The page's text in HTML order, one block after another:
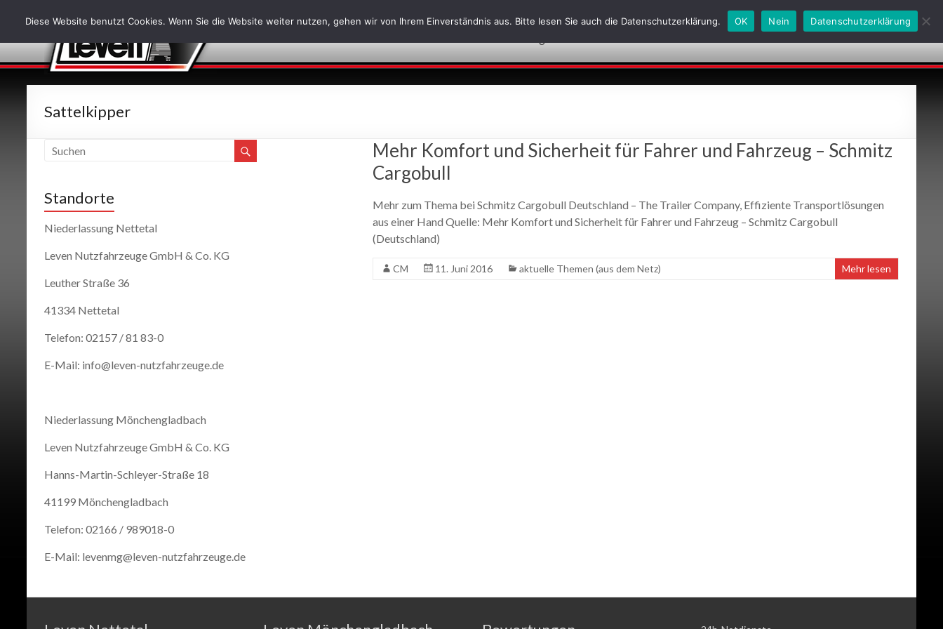
Sattelkipper
Mehr Komfort und Sicherheit für Fahrer und Fahrzeug – Schmitz
Cargobull
Mehr zum Thema bei Schmitz Cargobull Deutschland – The Trailer Company, Effiziente Transportlösungen
aus einer Hand Quelle: Mehr Komfort und Sicherheit für Fahrer und Fahrzeug – Schmitz Cargobull
(Deutschland)
CM 11. Juni 2016 aktuelle Themen (aus dem Netz) Mehr lesen
Standorte
Niederlassung Nettetal
Leven Nutzfahrzeuge GmbH & Co. KG
Leuther Straße 36
41334 Nettetal
Telefon: 02157 / 81 83-0
E-Mail: info@leven-nutzfahrzeuge.de
Niederlassung Mönchengladbach
Leven Nutzfahrzeuge GmbH & Co. KG
Hanns-Martin-Schleyer-Straße 18
41199 Mönchengladbach
Telefon: 02166 / 989018-0
E-Mail: levenmg@leven-nutzfahrzeuge.de
Diese Website benutzt Cookies. Wenn Sie die Website weiter nutzen, gehen wir von Ihrem Einverständnis aus. Bitte lesen Sie auch die Datenschutzerklärung. OK Nein Datenschutzerklärung